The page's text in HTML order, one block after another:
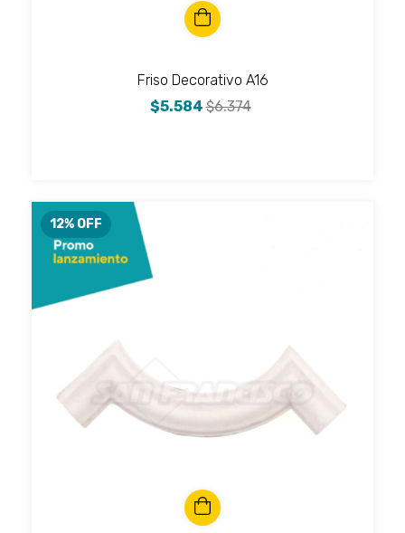
Friso Decorativo A16
$5.584$6.374
12% OFF